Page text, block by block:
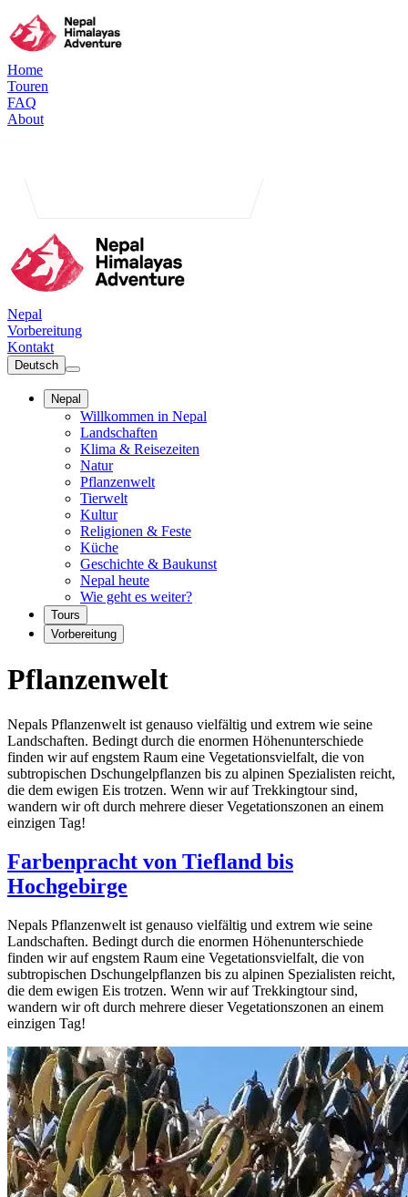
Home
Touren
FAQ
About
Nepal
Vorbereitung
Kontakt
Deutsch
Nepal
Willkommen in Nepal
Landschaften
Klima & Reisezeiten
Natur
Pflanzenwelt
Tierwelt
Kultur
Religionen & Feste
Küche
Geschichte & Baukunst
Nepal heute
Wie geht es weiter?
Tours
Vorbereitung
Pflanzenwelt
Nepals Pflanzenwelt ist genauso vielfältig und extrem wie seine
Landschaften. Bedingt durch die enormen Höhenunterschiede
finden wir auf engstem Raum eine Vegetationsvielfalt, die von
subtropischen Dschungelpflanzen bis zu alpinen Spezialisten reicht,
die dem ewigen Eis trotzen. Wenn wir auf Trekkingtour sind,
wandern wir oft durch mehrere dieser Vegetationszonen an einem
einzigen Tag!
Farbenpracht von Tiefland bis
Hochgebirge
Nepals Pflanzenwelt ist genauso vielfältig und extrem wie seine
Landschaften. Bedingt durch die enormen Höhenunterschiede
finden wir auf engstem Raum eine Vegetationsvielfalt, die von
subtropischen Dschungelpflanzen bis zu alpinen Spezialisten reicht,
die dem ewigen Eis trotzen. Wenn wir auf Trekkingtour sind,
wandern wir oft durch mehrere dieser Vegetationszonen an einem
einzigen Tag!